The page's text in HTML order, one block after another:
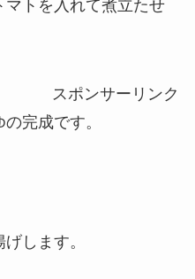
トを入れて煮立たせ
スポンサーリンク
完成です。
します。